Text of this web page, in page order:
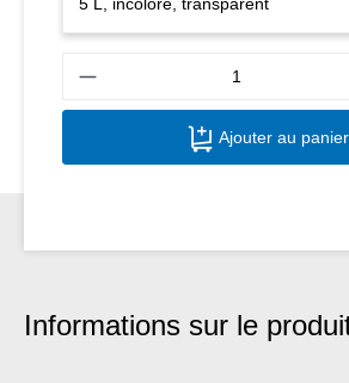
Ajouter au panier
Informations sur le